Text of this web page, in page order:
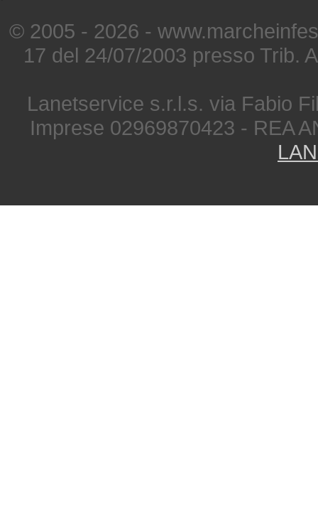
© 2005 - 2026 -
17 del 24/07/2003 presso Trib.
Lanetservice s.r.l.s. via Fabio
Imprese 02969870423 - REA